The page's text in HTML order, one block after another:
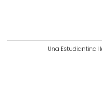
Una Estudiantina